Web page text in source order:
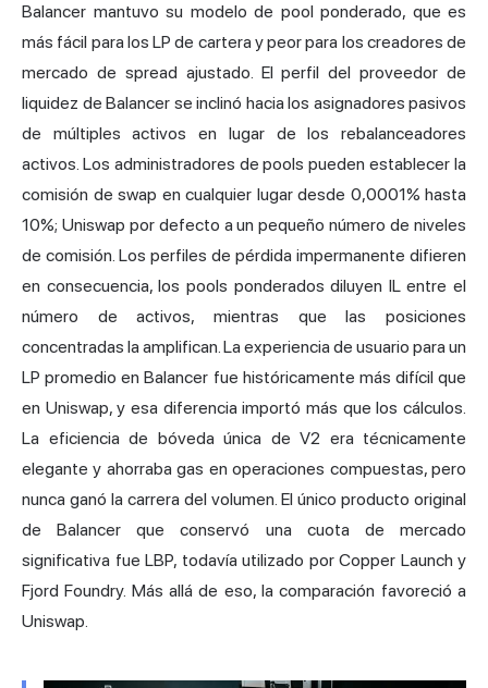
Balancer mantuvo su modelo de pool ponderado, que es
más fácil para los LP de cartera y peor para los creadores de
mercado de spread ajustado. El perfil del proveedor de
liquidez de Balancer se inclinó hacia los asignadores pasivos
de múltiples activos en lugar de los rebalanceadores
activos. Los administradores de pools pueden establecer la
comisión de swap en cualquier lugar desde 0,0001% hasta
10%; Uniswap por defecto a un pequeño número de niveles
de comisión. Los perfiles de pérdida impermanente difieren
en consecuencia, los pools ponderados diluyen IL entre el
número de activos, mientras que las posiciones
concentradas la amplifican. La experiencia de usuario para un
LP promedio en Balancer fue históricamente más difícil que
en Uniswap, y esa diferencia importó más que los cálculos.
La eficiencia de bóveda única de V2 era técnicamente
elegante y ahorraba gas en operaciones compuestas, pero
nunca ganó la carrera del volumen. El único producto original
de Balancer que conservó una cuota de mercado
significativa fue LBP, todavía utilizado por Copper Launch y
Fjord Foundry. Más allá de eso, la comparación favoreció a
Uniswap.